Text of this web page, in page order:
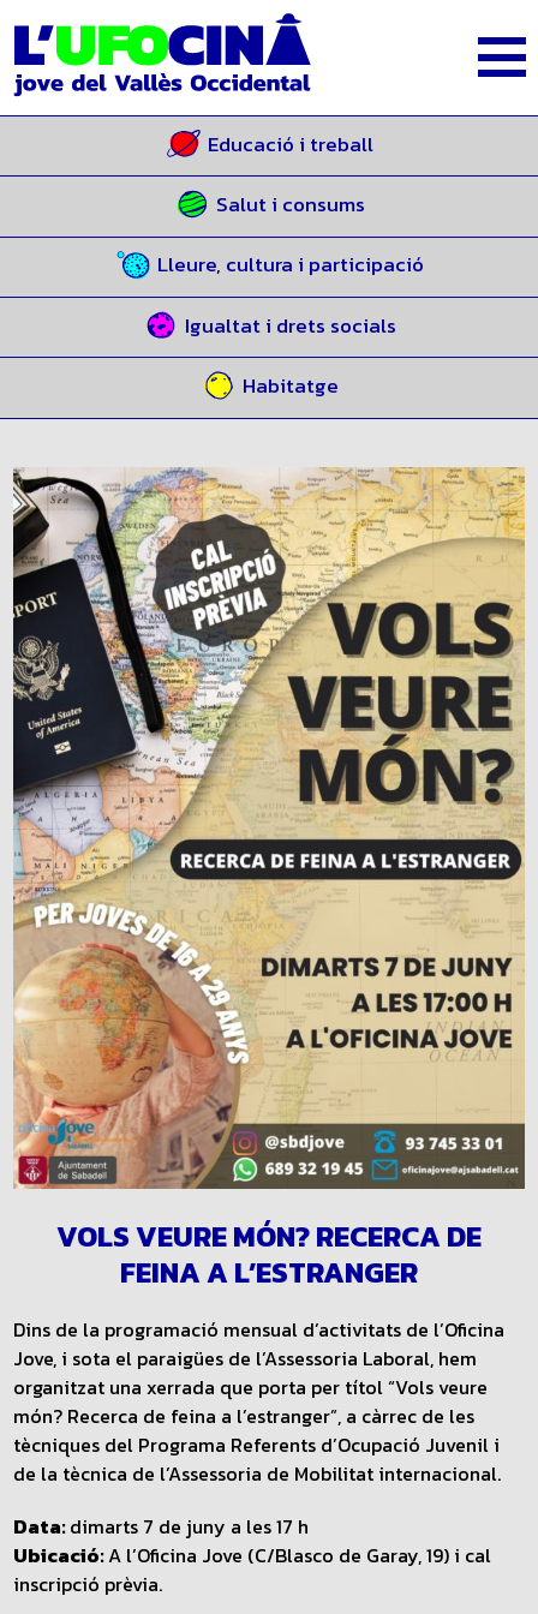
Educació i treball
Salut i consums
Lleure, cultura i participació
Igualtat i drets socials
Habitatge
VOLS VEURE MÓN? RECERCA DE
FEINA A L’ESTRANGER
Dins de la programació mensual d’activitats de l’Oficina
Jove, i sota el paraigües de l’Assessoria Laboral, hem
organitzat una xerrada que porta per títol “Vols veure
món? Recerca de feina a l’estranger”, a càrrec de les
tècniques del Programa Referents d’Ocupació Juvenil i
de la tècnica de l’Assessoria de Mobilitat internacional.
Data:dimarts 7 de juny a les 17 h
Ubicació:A l’Oficina Jove (C/Blasco de Garay, 19) i cal
inscripció prèvia.